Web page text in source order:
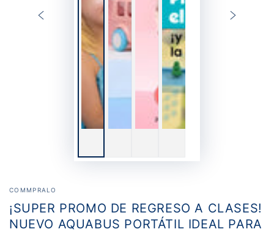
COMMPRALO
¡SUPER PROMO DE REGRESO A CLASES!
NUEVO AQUABUS PORTÁTIL IDEAL PARA